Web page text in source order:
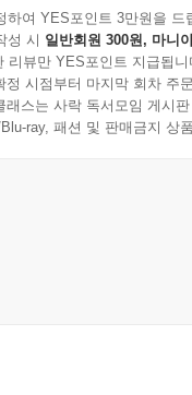
하여 YES포인트 3만원을 드
성 시 일반회원 300원, 마니
리뷰만 YES포인트 지급됩니
정 시점부터 마지막 회차 주
스는 사락 독서모임 게시
ray, 패션 및 판매금지 상